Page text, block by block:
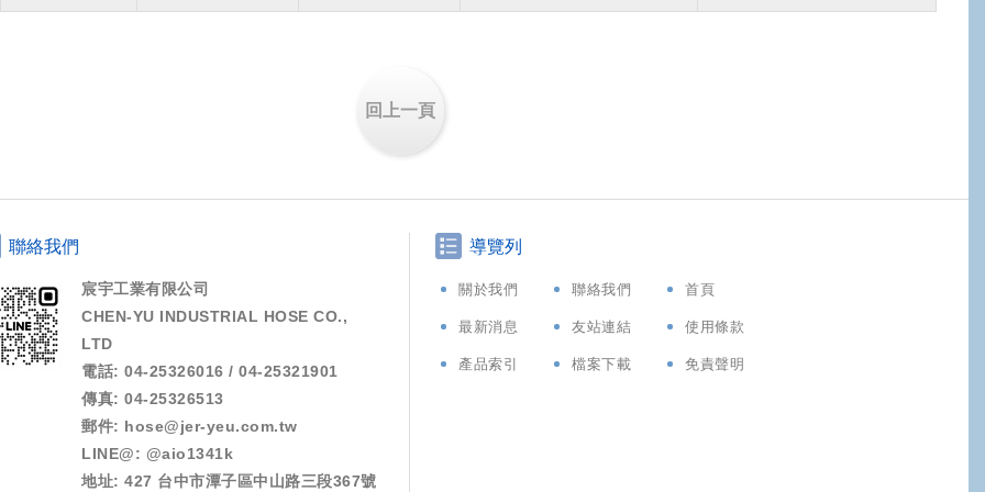
回上一頁
聯絡我們
宸宇工業有限公司
CHEN-YU INDUSTRIAL HOSE CO.,
LTD
電話: 04-25326016 / 04-25321901
傳真: 04-25326513
郵件: hose@jer-yeu.com.tw
LINE@: @aio1341k
地址: 427 台中市潭子區中山路三段367號
導覽列
關於我們
最新消息
產品索引
聯絡我們
友站連結
檔案下載
首頁
使用條款
免責聲明